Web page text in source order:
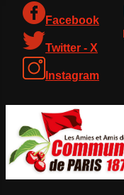
Facebook
Twitter - X
Instagram